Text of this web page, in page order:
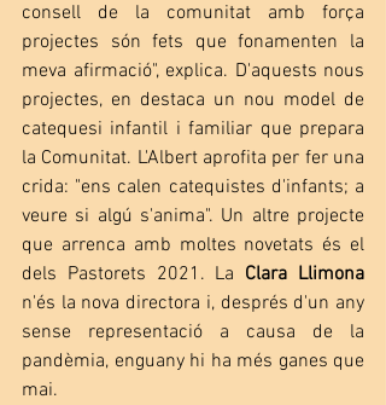
consell de la comunitat amb força
projectes són fets que fonamenten la
meva afirmació", explica. D'aquests nous
projectes, en destaca un nou model de
catequesi infantil i familiar que prepara
la Comunitat. L'Albert aprofita per fer una
crida: "ens calen catequistes d'infants; a
veure si algú s'anima". Un altre projecte
que arrenca amb moltes novetats és el
dels Pastorets 2021. La Clara Llimona
n'és la nova directora i, després d'un any
sense representació a causa de la
pandèmia, enguany hi ha més ganes que
mai.